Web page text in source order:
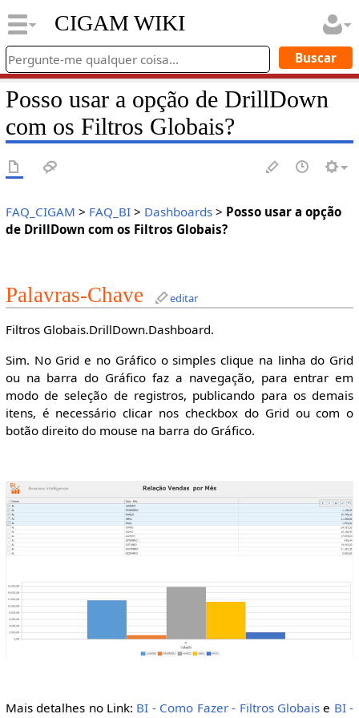
CIGAM WIKI
Posso usar a opção de DrillDown
com os Filtros Globais?
FAQ_CIGAM > FAQ_BI> Dashboards> Posso usar a opção
de DrillDown com os Filtros Globais?
Palavras-Chave editar
Filtros Globais.DrillDown.Dashboard.
Sim. No Grid e no Gráfico o simples clique na linha do Grid
ou na barra do Gráfico faz a navegação, para entrar em
modo de seleção de registros, publicando para os demais
itens, é necessário clicar nos checkbox do Grid ou com o
botão direito do mouse na barra do Gráfico.
Mais detalhes no Link: BI - Como Fazer - Filtros Globaise BI -